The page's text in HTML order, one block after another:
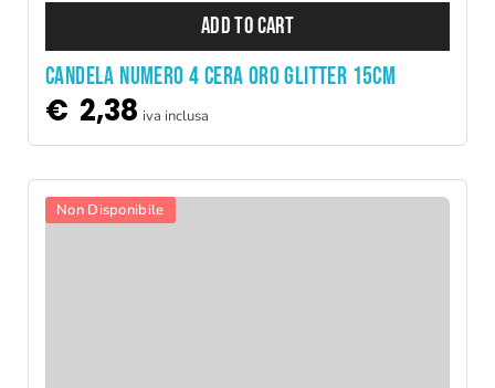
ADD TO CART
CANDELA NUMERO 4 CERA ORO GLITTER 15CM
€ 2,38 iva inclusa
Non Disponibile